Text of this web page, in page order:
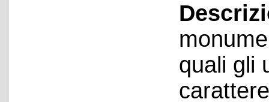
quali gli